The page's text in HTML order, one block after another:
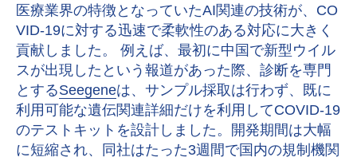
医療業界の特徴となっていたAI関連の技術が、CO
VID-19に対する迅速で柔軟性のある対応に大きく
貢献しました。 例えば、最初に中国で新型ウイル
スが出現したという報道があった際、診断を専門
とするSeegeneは、サンプル採取は行わず、既に
利用可能な遺伝関連詳細だけを利用してCOVID-19
のテストキットを設計しました。開発期間は大幅
に短縮され、同社はたった3週間で国内の規制機関